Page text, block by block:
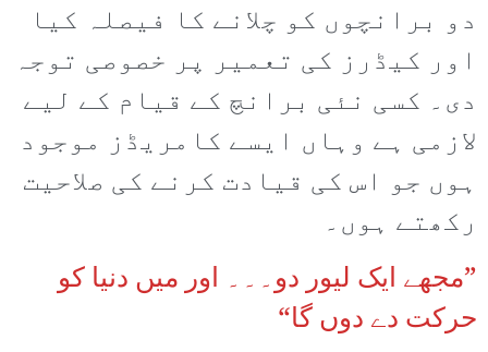
دو برانچوں کو چلانے کا فیصلہ کیا
اور کیڈرز کی تعمیر پر خصوصی توجہ
دی۔ کسی نئی برانچ کے قیام کے لیے
لازمی ہے وہاں ایسے کامریڈز موجود
ہوں جو اس کی قیادت کرنے کی صلاحیت
رکھتے ہوں۔
”مجھے ایک لیور دو۔۔۔ اور میں دنیا کو
حرکت دے دوں گا“